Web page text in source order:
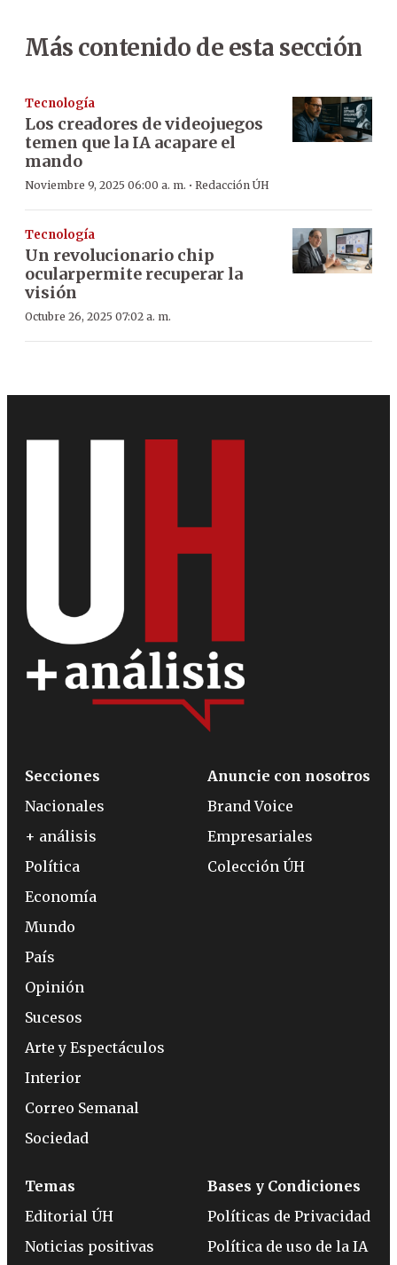
Más contenido de esta sección
Tecnología
Los creadores de videojuegos
temen que la IA acapare el
mando
Noviembre 9, 2025 06:00 a. m. · Redacción ÚH
Tecnología
Un revolucionario chip
ocularpermite recuperar la
visión
Octubre 26, 2025 07:02 a. m.
Secciones
Nacionales
+ análisis
Política
Economía
Mundo
País
Opinión
Sucesos
Arte y Espectáculos
Interior
Correo Semanal
Sociedad
Anuncie con nosotros
Brand Voice
Empresariales
Colección ÚH
Temas
Editorial ÚH
Noticias positivas
Bases y Condiciones
Políticas de Privacidad
Política de uso de la IA